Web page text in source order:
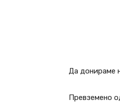
Да донираме
Превземено